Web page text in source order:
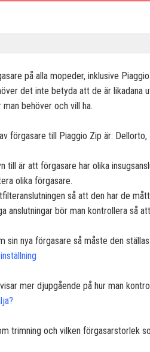
på alla mopeder, inklusive
det inte betyda att de är
behöver och vill ha.
förgasare till Piaggio Zip är: Dellorto,
till är att förgasare har olika
olika förgasare.
så att den har de
anslutningar bör man kontrollera så
sin nya förgasare så måste den
mer djupgående på hur man
trimning och vilken förgasarstorlek